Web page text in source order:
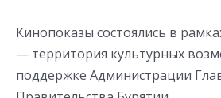
Кинопоказы состоялись в
— территория культурных
поддержке Администрации